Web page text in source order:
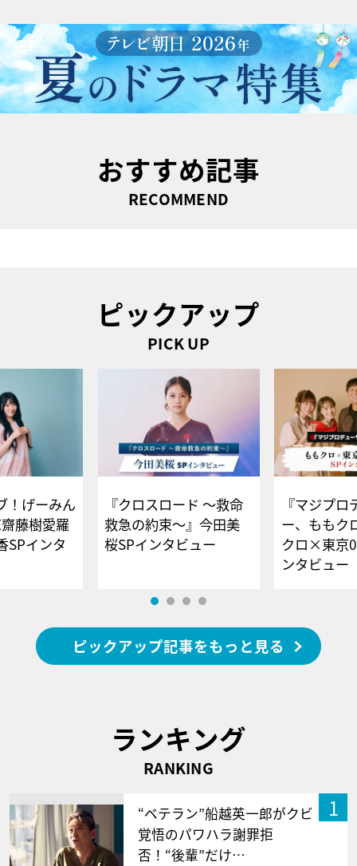
おすすめ記事
RECOMMEND
ピックアップ
PICK UP
！げーみん
藤樹愛羅
SPインタ
『クロスロード ～救命
救急の約束～』今田美
桜SPインタビュー
『マジプロ
ー、ももク
クロ×東京
ンタビュー
ピックアップ記事をもっと見る
ランキング
RANKING
1
“ベテラン”船越英一郎がクビ
覚悟のパワハラ謝罪拒
否！“後輩”だけ…